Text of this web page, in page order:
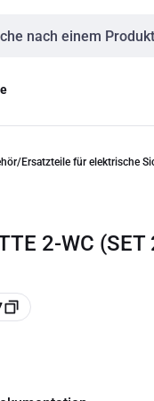
Ersatzteile für elektrische
2-WC (SET